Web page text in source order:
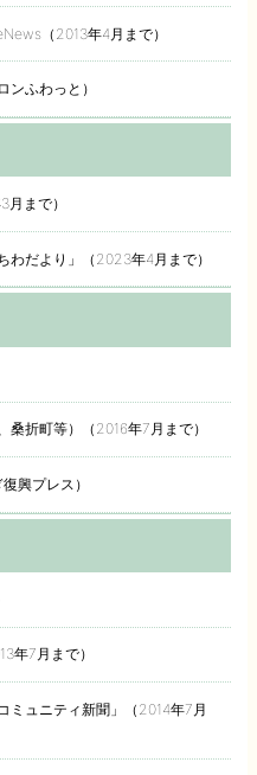
（2013年4月まで）
ンふわっと）
まで）
わだより」（2023年4月まで）
折町等）（2016年7月まで）
興プレス）
年7月まで）
ミュニティ新聞」（2014年7月